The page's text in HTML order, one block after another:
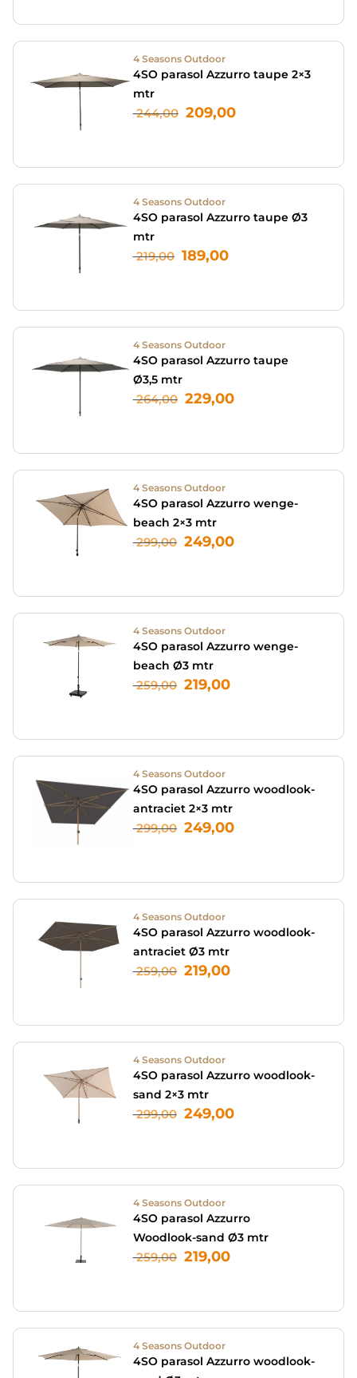
4 Seasons Outdoor
4SO parasol Azzurro taupe 2×3
mtr
244,00 209,00
4 Seasons Outdoor
4SO parasol Azzurro taupe Ø3
mtr
219,00 189,00
4 Seasons Outdoor
4SO parasol Azzurro taupe
Ø3,5 mtr
264,00 229,00
4 Seasons Outdoor
4SO parasol Azzurro wenge-
beach 2×3 mtr
299,00 249,00
4 Seasons Outdoor
4SO parasol Azzurro wenge-
beach Ø3 mtr
259,00 219,00
4 Seasons Outdoor
4SO parasol Azzurro woodlook-
antraciet 2×3 mtr
299,00 249,00
4 Seasons Outdoor
4SO parasol Azzurro woodlook-
antraciet Ø3 mtr
259,00 219,00
4 Seasons Outdoor
4SO parasol Azzurro woodlook-
sand 2×3 mtr
299,00 249,00
4 Seasons Outdoor
4SO parasol Azzurro
Woodlook-sand Ø3 mtr
259,00 219,00
4 Seasons Outdoor
4SO parasol Azzurro woodlook-